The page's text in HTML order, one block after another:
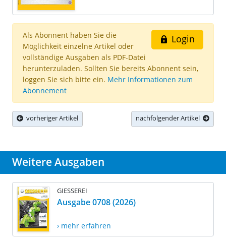
Login
Als Abonnent haben Sie die
Möglichkeit einzelne Artikel oder
vollständige Ausgaben als PDF-Datei
herunterzuladen. Sollten Sie bereits Abonnent sein,
loggen Sie sich bitte ein. Mehr Informationen zum
Abonnement
vorheriger Artikel nachfolgender Artikel
Weitere Ausgaben
GIESSEREI
Ausgabe 0708 (2026)
› mehr erfahren